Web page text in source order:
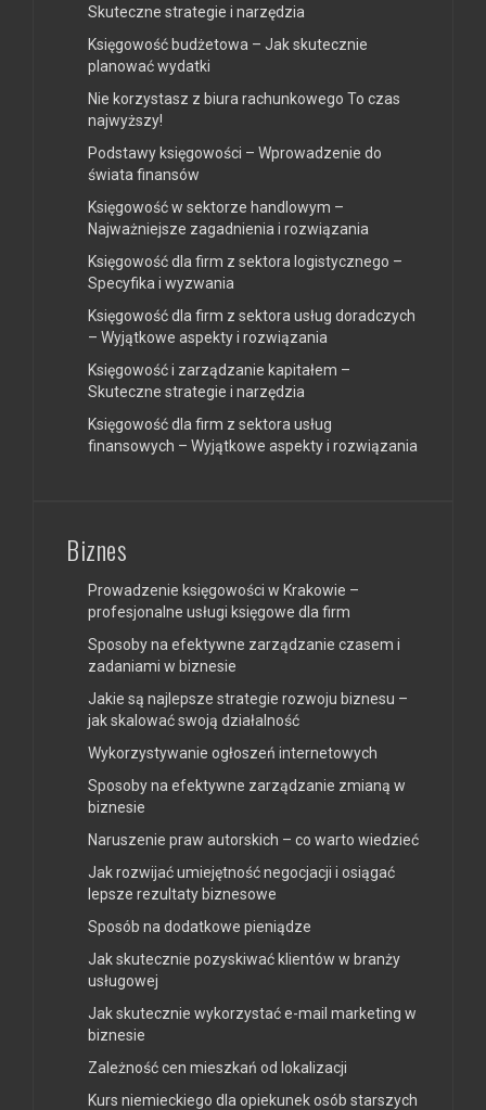
Skuteczne strategie i narzędzia
Księgowość budżetowa – Jak skutecznie
planować wydatki
Nie korzystasz z biura rachunkowego To czas
najwyższy!
Podstawy księgowości – Wprowadzenie do
świata finansów
Księgowość w sektorze handlowym –
Najważniejsze zagadnienia i rozwiązania
Księgowość dla firm z sektora logistycznego –
Specyfika i wyzwania
Księgowość dla firm z sektora usług doradczych
– Wyjątkowe aspekty i rozwiązania
Księgowość i zarządzanie kapitałem –
Skuteczne strategie i narzędzia
Księgowość dla firm z sektora usług
finansowych – Wyjątkowe aspekty i rozwiązania
Biznes
Prowadzenie księgowości w Krakowie –
profesjonalne usługi księgowe dla firm
Sposoby na efektywne zarządzanie czasem i
zadaniami w biznesie
Jakie są najlepsze strategie rozwoju biznesu –
jak skalować swoją działalność
Wykorzystywanie ogłoszeń internetowych
Sposoby na efektywne zarządzanie zmianą w
biznesie
Naruszenie praw autorskich – co warto wiedzieć
Jak rozwijać umiejętność negocjacji i osiągać
lepsze rezultaty biznesowe
Sposób na dodatkowe pieniądze
Jak skutecznie pozyskiwać klientów w branży
usługowej
Jak skutecznie wykorzystać e-mail marketing w
biznesie
Zależność cen mieszkań od lokalizacji
Kurs niemieckiego dla opiekunek osób starszych